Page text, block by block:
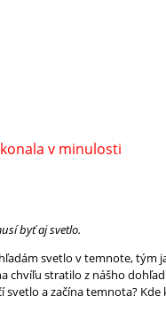
v minulosti
byť aj svetlo.
svetlo v temnote, tým
chvíľu stratilo z nášho
svetlo a začína temnota? Kde